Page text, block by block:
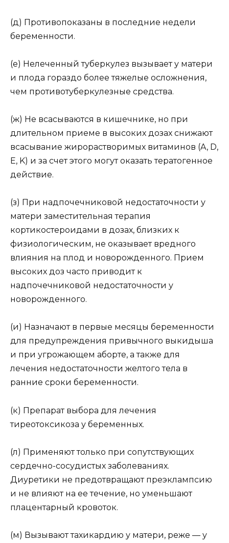
(д) Противопоказаны в последние недели
беременности.
(е) Нелеченный туберкулез вызывает у матери
и плода гораздо более тяжелые осложнения,
чем противотуберкулезные средства.
(ж) Не всасываются в кишечнике, но при
длительном приеме в высоких дозах снижают
всасывание жирорастворимых витаминов (A, D,
E, K) и за счет этого могут оказать тератогенное
действие.
(з) При надпочечниковой недостаточности у
матери заместительная терапия
кортикостероидами в дозах, близких к
физиологическим, не оказывает вредного
влияния на плод и новорожденного. Прием
высоких доз часто приводит к
надпочечниковой недостаточности у
новорожденного.
(и) Назначают в первые месяцы беременности
для предупреждения привычного выкидыша
и при угрожающем аборте, а также для
лечения недостаточности желтого тела в
ранние сроки беременности.
(к) Препарат выбора для лечения
тиреотоксикоза у беременных.
(л) Применяют только при сопутствующих
сердечно-сосудистых заболеваниях.
Диуретики не предотвращают преэклампсию
и не влияют на ее течение, но уменьшают
плацентарный кровоток.
(м) Вызывают тахикардию у матери, реже — у